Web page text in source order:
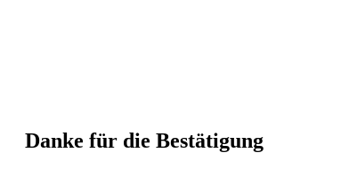
Danke für die Bestätigung